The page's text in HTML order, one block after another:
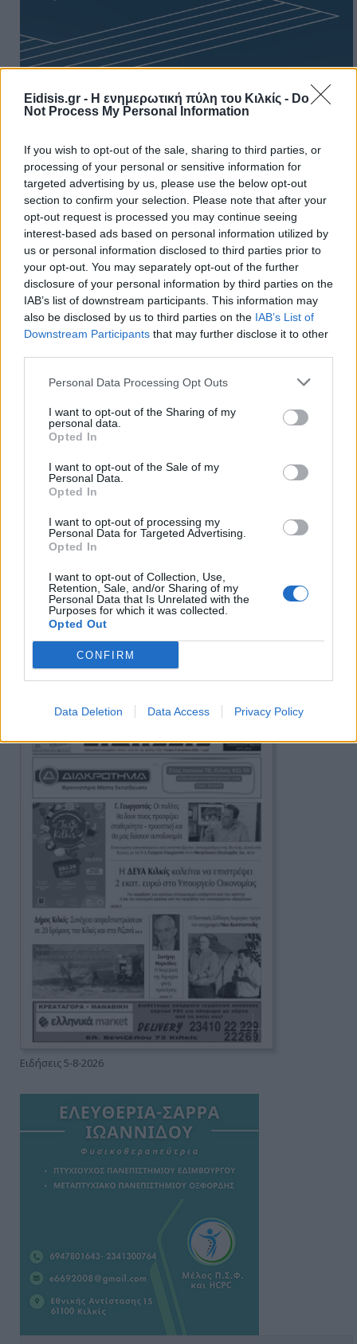
Eidisis.gr - Η ενημερωτική πύλη του Κιλκίς - Do
Not Process My Personal Information
If you wish to opt-out of the sale, sharing to third parties, or
processing of your personal or sensitive information for
targeted advertising by us, please use the below opt-out
section to confirm your selection. Please note that after your
opt-out request is processed you may continue seeing
interest-based ads based on personal information utilized by
us or personal information disclosed to third parties prior to
your opt-out. You may separately opt-out of the further
disclosure of your personal information by third parties on the
IAB’s list of downstream participants. This information may
also be disclosed by us to third parties on the IAB’s List of
Downstream Participants that may further disclose it to other
Personal Data Processing Opt Outs
I want to opt-out of the Sharing of my
personal data.
Opted In
I want to opt-out of the Sale of my
Personal Data.
Opted In
I want to opt-out of processing my
Personal Data for Targeted Advertising.
Opted In
I want to opt-out of Collection, Use,
Retention, Sale, and/or Sharing of my
Personal Data that Is Unrelated with the
Purposes for which it was collected.
Opted Out
CONFIRM
Data Deletion Data Access Privacy Policy
Πρωινή
Πρωινή 5-8-2026
Ειδήσεις
Ειδήσεις 5-8-2026